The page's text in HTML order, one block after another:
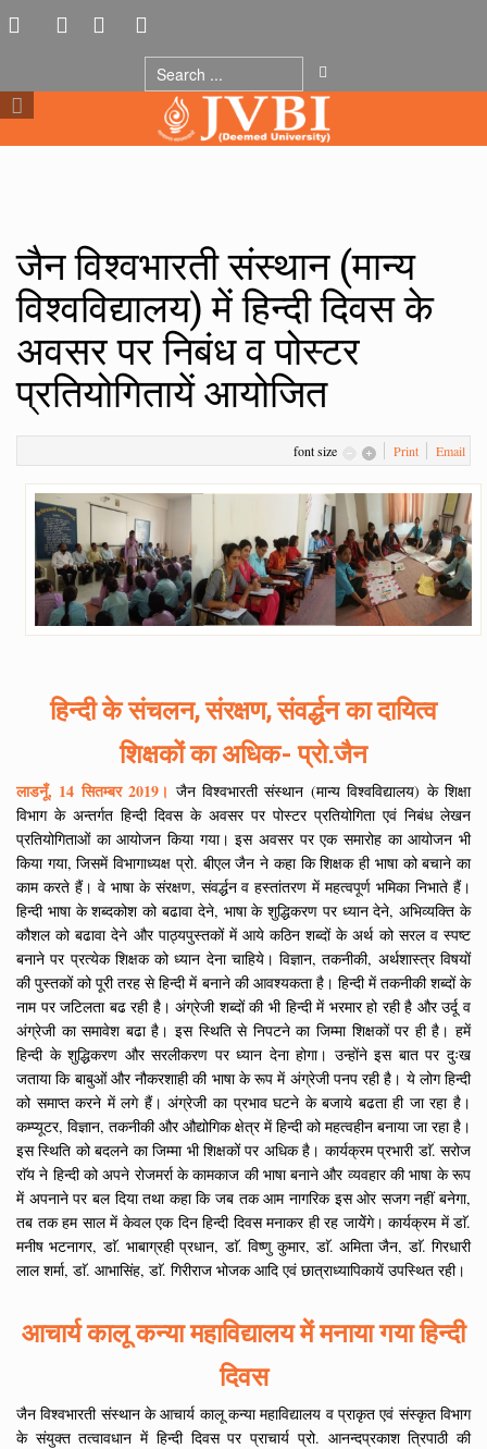
जैन विश्वभारती संस्थान (मान्य
विश्वविद्यालय) में हिन्दी दिवस के
अवसर पर निबंध व पोस्टर
प्रतियोगितायें आयोजित
font size Print Email
हिन्दी के संचलन, संरक्षण, संवर्द्धन का दायित्व
शिक्षकों का अधिक- प्रो.जैन
लाडनूँ, 14 सितम्बर 2019। जैन विश्वभारती संस्थान (मान्य विश्वविद्यालय) के शिक्षा
विभाग के अन्तर्गत हिन्दी दिवस के अवसर पर पोस्टर प्रतियोगिता एवं निबंध लेखन
प्रतियोगिताओं का आयोजन किया गया। इस अवसर पर एक समारोह का आयोजन भी
किया गया, जिसमें विभागाध्यक्ष प्रो. बीएल जैन ने कहा कि शिक्षक ही भाषा को बचाने का
काम करते हैं। वे भाषा के संरक्षण, संवर्द्धन व हस्तांतरण में महत्वपूर्ण भमिका निभाते हैं।
हिन्दी भाषा के शब्दकोश को बढावा देने, भाषा के शुद्धिकरण पर ध्यान देने, अभिव्यक्ति के
कौशल को बढावा देने और पाठ्यपुस्तकों में आये कठिन शब्दों के अर्थ को सरल व स्पष्ट
बनाने पर प्रत्येक शिक्षक को ध्यान देना चाहिये। विज्ञान, तकनीकी, अर्थशास्त्र विषयों
की पुस्तकों को पूरी तरह से हिन्दी में बनाने की आवश्यकता है। हिन्दी में तकनीकी शब्दों के
नाम पर जटिलता बढ रही है। अंग्रेजी शब्दों की भी हिन्दी में भरमार हो रही है और उर्दू व
अंग्रेजी का समावेश बढा है। इस स्थिति से निपटने का जिम्मा शिक्षकों पर ही है। हमें
हिन्दी के शुद्धिकरण और सरलीकरण पर ध्यान देना होगा। उन्होंने इस बात पर दुःख
जताया कि बाबुओं और नौकरशाही की भाषा के रूप में अंग्रेजी पनप रही है। ये लोग हिन्दी
को समाप्त करने में लगे हैं। अंग्रेजी का प्रभाव घटने के बजाये बढता ही जा रहा है।
कम्प्यूटर, विज्ञान, तकनीकी और औद्योगिक क्षेत्र में हिन्दी को महत्वहीन बनाया जा रहा है।
इस स्थिति को बदलने का जिम्मा भी शिक्षकों पर अधिक है। कार्यक्रम प्रभारी डाॅ. सरोज
राॅय ने हिन्दी को अपने रोजमर्रा के कामकाज की भाषा बनाने और व्यवहार की भाषा के रूप
में अपनाने पर बल दिया तथा कहा कि जब तक आम नागरिक इस ओर सजग नहीं बनेगा,
तब तक हम साल में केवल एक दिन हिन्दी दिवस मनाकर ही रह जायेेंगे। कार्यक्रम में डाॅ.
मनीष भटनागर, डाॅ. भाबाग्रही प्रधान, डाॅ. विष्णु कुमार, डाॅ. अमिता जैन, डाॅ. गिरधारी
लाल शर्मा, डाॅ. आभासिंह, डाॅ. गिरीराज भोजक आदि एवं छात्राध्यापिकायें उपस्थित रही।
आचार्य कालू कन्या महाविद्यालय में मनाया गया हिन्दी
दिवस
जैन विश्वभारती संस्थान के आचार्य कालू कन्या महाविद्यालय व प्राकृत एवं संस्कृत विभाग
के संयुक्त तत्वावधान में हिन्दी दिवस पर प्राचार्य प्रो. आनन्दप्रकाश त्रिपाठी की